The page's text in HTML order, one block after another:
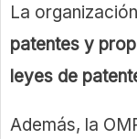
La organización
patentes y
leyes de
Además, la